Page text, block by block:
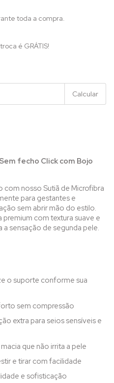
toda a compra.
é GRÁTIS!
Calcular
fecho Click com Bojo
nosso Sutiã de Microfibra
para gestantes e
sem abrir mão do estilo.
com textura suave e
sensação de segunda pele.
o suporte conforme sua
sem compressão
extra para seios sensíveis e
que não irrita a pele
e tirar com facilidade
e sofisticação